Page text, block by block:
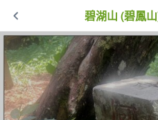
碧湖山 (碧鳳